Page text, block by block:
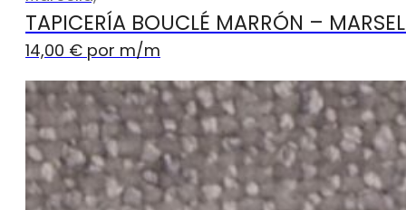
TAPICERÍA BOUCLÉ MARRÓN –
14,00 € por m/m